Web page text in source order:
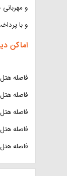
و
و با
اماکن
فاصله
فاصله هتل تا
فاصله هتل تا
فاصله هتل تا
فاصله هتل تا